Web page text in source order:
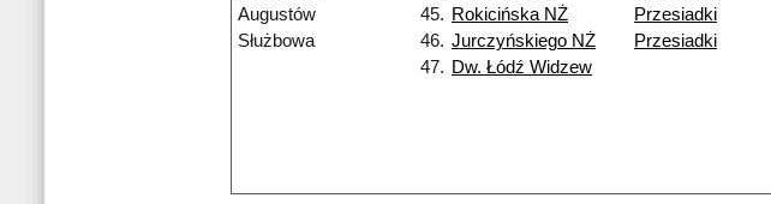
Augustów
45. Rokicińska NŻ
Przesiadki
Służbowa
46. Jurczyńskiego NŻ
Przesiadki
47. Dw. Łódź Widzew